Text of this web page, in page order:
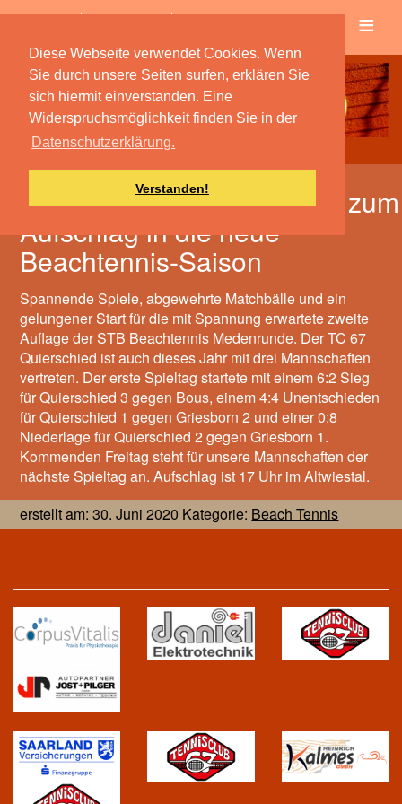
Diese Webseite verwendet Cookies. Wenn
Sie durch unsere Seiten surfen, erklären Sie
sich hiermit einverstanden. Eine
Widerspruchsmöglichkeit finden Sie in der
Datenschutzerklärung.
Verstanden!
≡
Mit Abstand und Vorfreude zum
Aufschlag in die neue
Beachtennis-Saison
Spannende Spiele, abgewehrte Matchbälle und ein
gelungener Start für die mit Spannung erwartete zweite
Auflage der STB Beachtennis Medenrunde. Der TC 67
Quierschied ist auch dieses Jahr mit drei Mannschaften
vertreten. Der erste Spieltag startete mit einem 6:2 Sieg
für Quierschied 3 gegen Bous, einem 4:4 Unentschieden
für Quierschied 1 gegen Griesborn 2 und einer 0:8
Niederlage für Quierschied 2 gegen Griesborn 1.
Kommenden Freitag steht für unsere Mannschaften der
nächste Spieltag an. Aufschlag ist 17 Uhr im Altwiestal.
erstellt am: 30. Juni 2020 Kategorie: Beach Tennis